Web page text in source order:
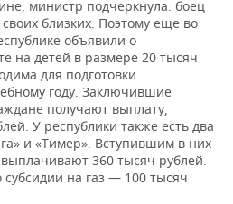
министр подчеркнула: боец
близких. Поэтому еще во
объявили о
на детей в размере 20 тысяч
для подготовки
году. Заключившие
получают выплату,
У республики также есть два
и «Тимер». Вступившим в них
360 тысяч рублей.
на газ — 100 тысяч